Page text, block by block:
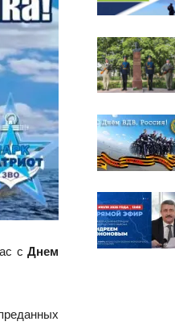
с Днем